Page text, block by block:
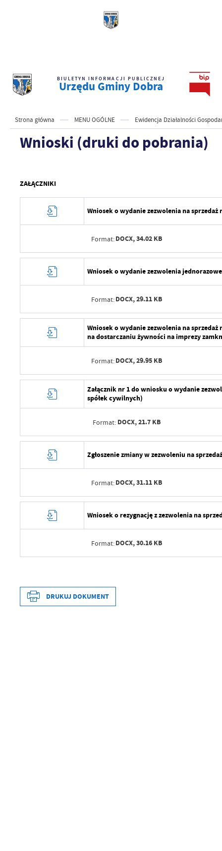
BIULETYN INFORMACJI PUBLICZNEJ
Urzędu Gminy Dobra
Strona główna MENU OGÓLNE Ewidencja Działalności
Wnioski (druki do pobrania)
ZAŁĄCZNIKI
Wniosek o wydanie zezwolenia na
Format:DOCX,34.02 KB
Data opublikowania
Opublikował
Data ostatniej aktualizacji
Ostatnio zaktualizował
Wniosek o wydanie zezwolenia
Format:DOCX,29.11 KB
Data opublikowania
Opublikował
Data ostatniej aktualizacji
Ostatnio zaktualizował
Wniosek o wydanie zezwolenia na
na dostarczaniu żywności na imprezy
Format:DOCX,29.95 KB
Data opublikowania
Opublikował
Data ostatniej aktualizacji
Ostatnio zaktualizował
Załącznik nr 1 do wniosku o wydanie
spółek cywilnych)
Format: DOCX,21.7 KB
Data opublikowania
Opublikował
Data ostatniej aktualizacji
Ostatnio zaktualizował
Zgłoszenie zmiany w zezwoleniu na
Format:DOCX,31.11 KB
Data opublikowania
Ostatnio zaktualizował
Wniosek o rezygnację z zezwolenia na
Format:DOCX,30.16 KB
Wytworzył
Data opublikowania
DRUKUJ DOKUMENT